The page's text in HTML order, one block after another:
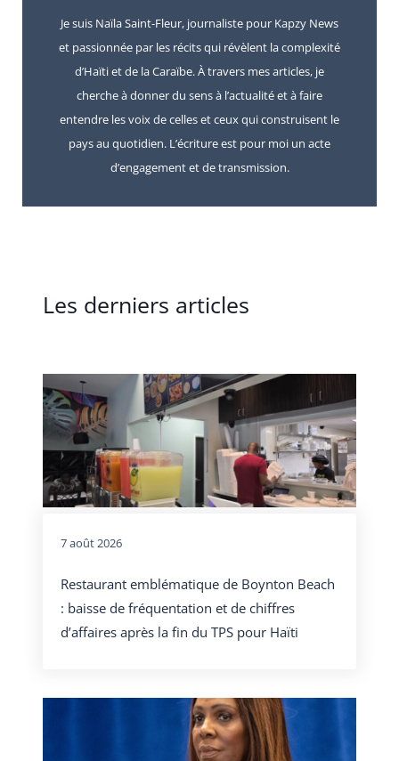
Je suis Naïla Saint-Fleur, journaliste pour Kapzy News
et passionnée par les récits qui révèlent la complexité
d’Haïti et de la Caraïbe. À travers mes articles, je
cherche à donner du sens à l’actualité et à faire
entendre les voix de celles et ceux qui construisent le
pays au quotidien. L’écriture est pour moi un acte
d’engagement et de transmission.
Les derniers articles
7 août 2026
Restaurant emblématique de Boynton Beach
: baisse de fréquentation et de chiffres
d’affaires après la fin du TPS pour Haïti